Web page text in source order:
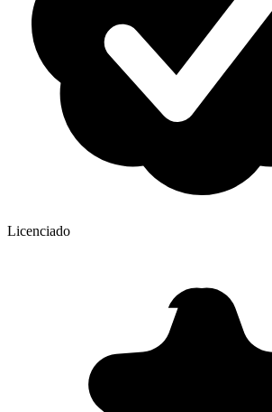
Licenciado